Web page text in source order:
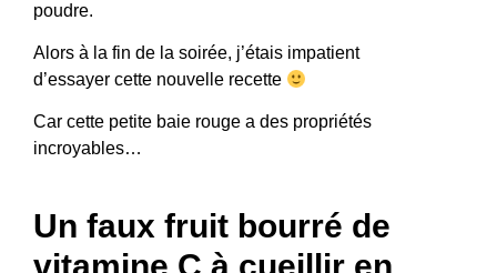
poudre.
Alors à la fin de la soirée, j’étais impatient
d’essayer cette nouvelle recette
Car cette petite baie rouge a des propriétés
incroyables…
Un faux fruit bourré de